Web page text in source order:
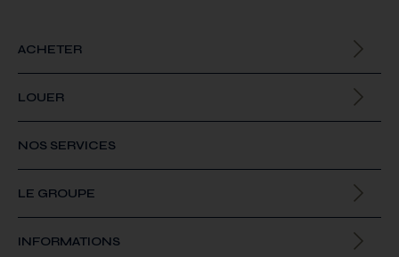
ACHETER
LOUER
NOS SERVICES
LE GROUPE
INFORMATIONS